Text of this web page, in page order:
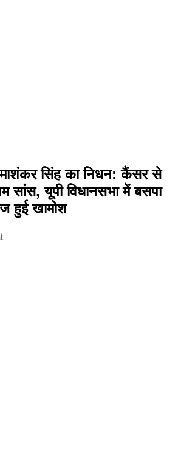
सिंह का निधन: कैंसर से
सांस, यूपी विधानसभा में बसपा
हुई खामोश